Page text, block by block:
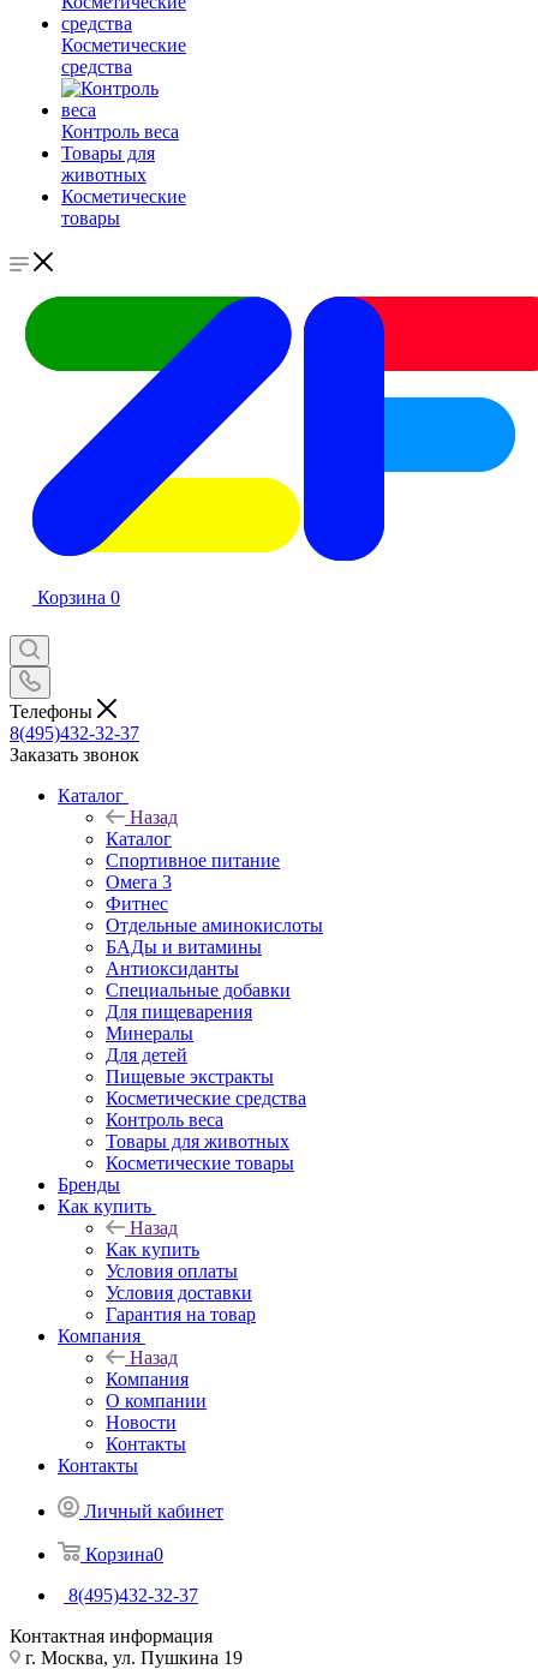
Косметические
средства
Контроль веса
Товары для
животных
Косметические
товары
Корзина 0
Телефоны
8(495)432-32-37
Заказать звонок
Каталог
Назад
Каталог
Спортивное питание
Омега 3
Фитнес
Отдельные аминокислоты
БАДы и витамины
Антиоксиданты
Специальные добавки
Для пищеварения
Минералы
Для детей
Пищевые экстракты
Косметические средства
Контроль веса
Товары для животных
Косметические товары
Бренды
Как купить
Назад
Как купить
Условия оплаты
Условия доставки
Гарантия на товар
Компания
Назад
Компания
О компании
Новости
Контакты
Контакты
Личный кабинет
Корзина0
8(495)432-32-37
Контактная информация
г. Москва, ул. Пушкина 19